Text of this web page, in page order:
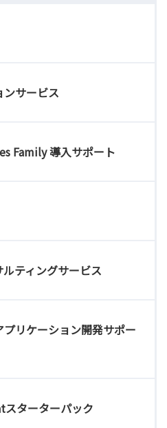
ンサービス
Family 導入サポート
ティングサービス
プリケーション開発サポー
ターターパック